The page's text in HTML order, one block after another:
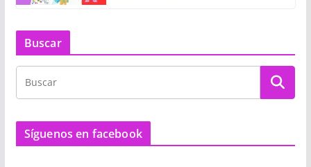
Buscar
Síguenos en facebook